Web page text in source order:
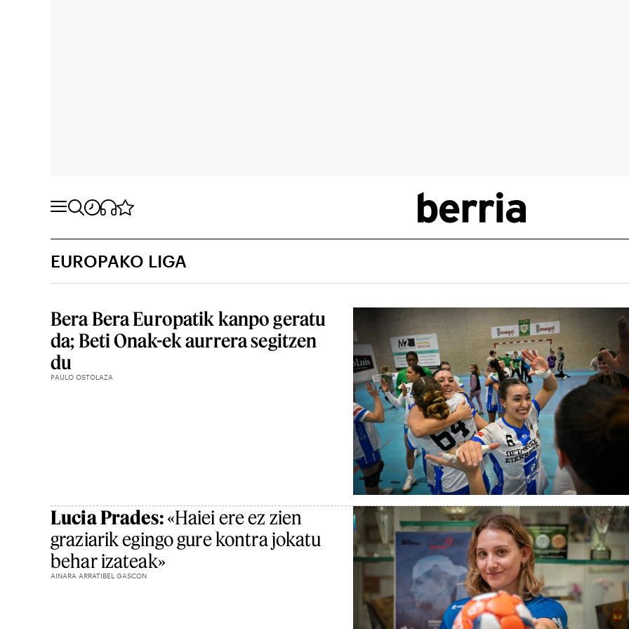
EUROPAKO LIGA
Bera Bera Europatik kanpo geratu
da; Beti Onak-ek aurrera segitzen
du
PAULO OSTOLAZA
Lucia Prades:«Haiei ere ez zien
graziarik egingo gure kontra jokatu
behar izateak»
AINARA ARRATIBEL GASCON